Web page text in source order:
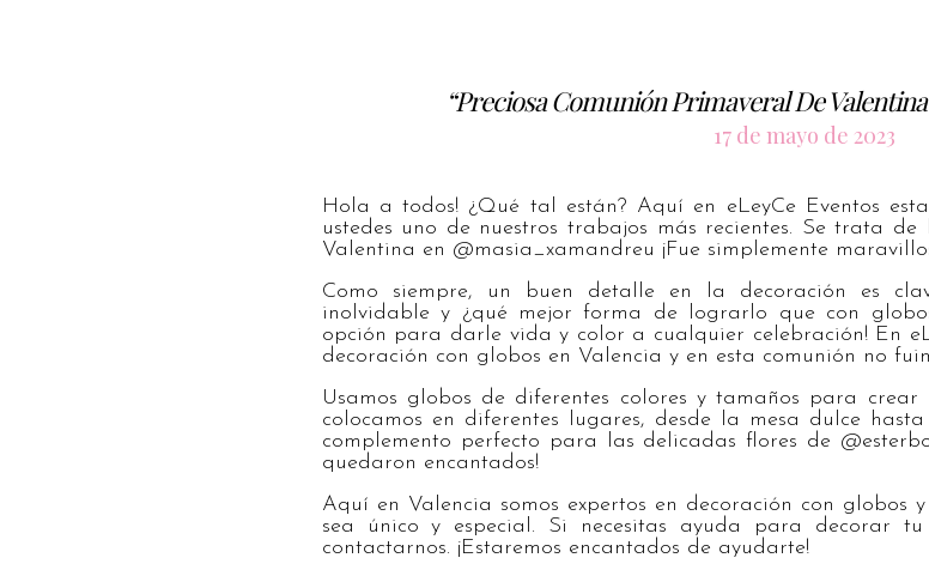
“Preciosa Comunión Primaveral De
17 de mayo de 2023
Hola a todos! ¿Qué tal están? Aquí en eLeyCe Eventos
ustedes uno de nuestros trabajos más recientes. Se trata
Valentina en @masia_xamandreu ¡Fue simplemente
Como siempre, un buen detalle en la decoración es
inolvidable y ¿qué mejor forma de lograrlo que con
opción para darle vida y color a cualquier celebración! En
decoración con globos en Valencia y en esta comunión no
Usamos globos de diferentes colores y tamaños para
colocamos en diferentes lugares, desde la mesa dulce
complemento perfecto para las delicadas flores de
quedaron encantados!
Aquí en Valencia somos expertos en decoración con globos
sea único y especial. Si necesitas ayuda para decorar
contactarnos. ¡Estaremos encantados de ayudarte!